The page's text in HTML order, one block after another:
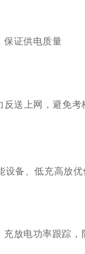
保证供电质量
反送上网，避免考
设备、低充高放优
充放电功率跟踪，